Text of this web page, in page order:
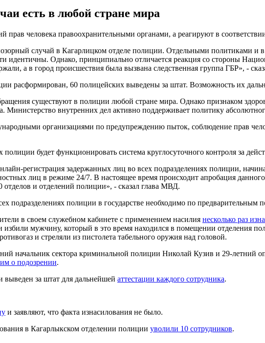
есть в любой стране мира
человека правоохранительными органами, а реагируют в
случай в Кагарлицком отделе полиции. Отдельными политиками
идентичны. Однако, принципиально отличается реакция со стороны
а в город происшествия была вызвана следственная группа ГБР», -
расформирован, 60 полицейских выведены за штат. Возможность их
существуют в полиции любой стране мира. Однако признаком
Министерство внутренних дел активно поддерживает политику
организациями по предупреждению пыток, соблюдение прав
полиции будет функционировать система круглосуточного контроля за
регистрация задержанных лиц во всех подразделениях полиции,
лиц в режиме 24/7. В настоящее время происходит апробация
и отделений полиции», - сказал глава МВД.
подразделениях полиции в государстве необходимо по предварительным
в своем служебном кабинете с применением насилия несколько раз
избили мужчину, который в это время находился в помещении отделения
и стреляли из пистолета табельного оружия над головой.
начальник сектора криминальной полиции Николай Кузив и 29-летний
о подозрении.
выведен за штат для дальнейшей аттестации каждого сотрудника.
и заявляют, что факта изнасилования не было.
в Кагарлыкском отделении полиции уволили 10 сотрудников.